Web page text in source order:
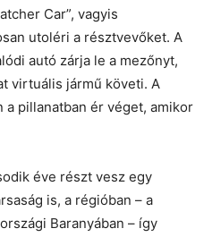
Car”, vagyis
utoléri a résztvevőket. A
autó zárja le a mezőnyt,
virtuális jármű követi. A
pillanatban ér véget, amikor
éve részt vesz egy
is, a régióban – a
Baranyában – így